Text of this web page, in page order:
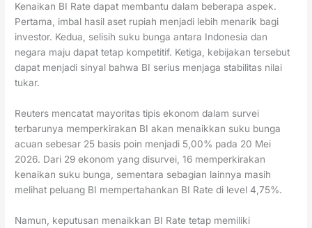
Kenaikan BI Rate dapat membantu dalam beberapa aspek.
Pertama, imbal hasil aset rupiah menjadi lebih menarik bagi
investor. Kedua, selisih suku bunga antara Indonesia dan
negara maju dapat tetap kompetitif. Ketiga, kebijakan tersebut
dapat menjadi sinyal bahwa BI serius menjaga stabilitas nilai
tukar.
Reuters mencatat mayoritas tipis ekonom dalam survei
terbarunya memperkirakan BI akan menaikkan suku bunga
acuan sebesar 25 basis poin menjadi 5,00% pada 20 Mei
2026. Dari 29 ekonom yang disurvei, 16 memperkirakan
kenaikan suku bunga, sementara sebagian lainnya masih
melihat peluang BI mempertahankan BI Rate di level 4,75%.
Namun, keputusan menaikkan BI Rate tetap memiliki